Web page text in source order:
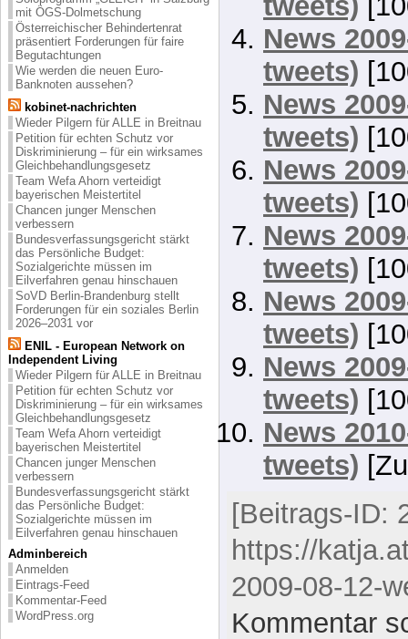
mit ÖGS-Dolmetschung
Österreichischer Behindertenrat
präsentiert Forderungen für faire
Begutachtungen
Wie werden die neuen Euro-
Banknoten aussehen?
kobinet-nachrichten
Wieder Pilgern für ALLE in Breitnau
Petition für echten Schutz vor
Diskriminierung – für ein wirksames
Gleichbehandlungsgesetz
Team Wefa Ahorn verteidigt
bayerischen Meistertitel
Chancen junger Menschen
verbessern
Bundesverfassungsgericht stärkt
das Persönliche Budget:
Sozialgerichte müssen im
Eilverfahren genau hinschauen
SoVD Berlin-Brandenburg stellt
Forderungen für ein soziales Berlin
2026–2031 vor
ENIL - European Network on
Independent Living
Wieder Pilgern für ALLE in Breitnau
Petition für echten Schutz vor
Diskriminierung – für ein wirksames
Gleichbehandlungsgesetz
Team Wefa Ahorn verteidigt
bayerischen Meistertitel
Chancen junger Menschen
verbessern
Bundesverfassungsgericht stärkt
das Persönliche Budget:
Sozialgerichte müssen im
Eilverfahren genau hinschauen
Adminbereich
Anmelden
Eintrags-Feed
Kommentar-Feed
WordPress.org
News
tweets)
News
tweets)
News
tweets)
News
tweets)
News
tweets)
News
tweets)
News
tweets)
[Beitrags-ID:
https://
2009-08-12-
Kommentar